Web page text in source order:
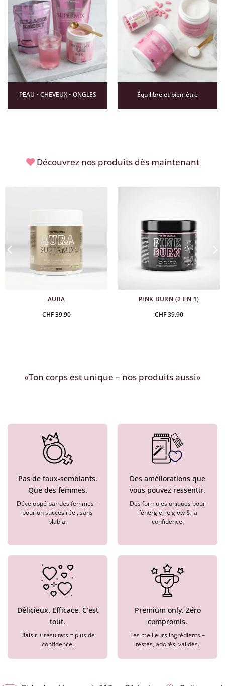
PEAU • CHEVEUX • ONGLES Équilibre et bien-être
Découvrez nos produits dès maintenant
AURA
CHF39.90
PINK BURN (2 EN 1)
CHF39.90
«Ton corps est unique – nos produits aussi»
Pas de faux-semblants.
Que des femmes.
Développé par des femmes –
pour un succès réel, sans
blabla.
Des améliorations que
vous pouvez ressentir.
Des formules uniques pour
l’énergie, le glow & la
confidence.
Délicieux. Efficace. C’est
tout.
Plaisir + résultats = plus de
confidence.
Premium only. Zéro
compromis.
Les meilleurs ingrédients –
testés, adorés, validés.